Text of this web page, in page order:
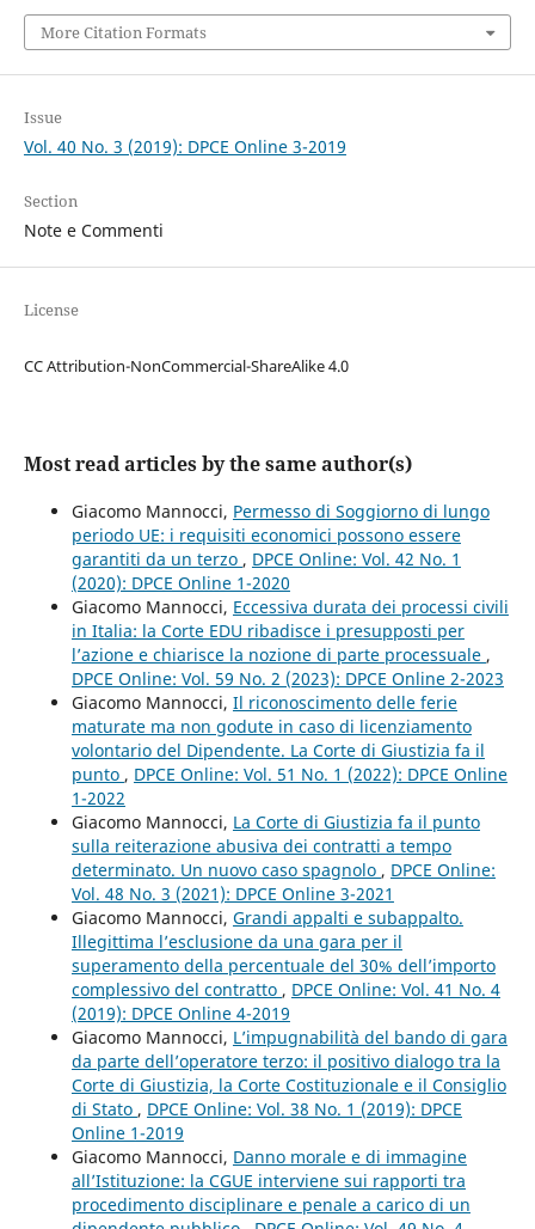
More Citation Formats
Issue
Vol. 40 No. 3 (2019): DPCE Online 3-2019
Section
Note e Commenti
License
CC Attribution-NonCommercial-ShareAlike 4.0
Most read articles by the same author(s)
Giacomo Mannocci, Permesso di Soggiorno di lungo
periodo UE: i requisiti economici possono essere
garantiti da un terzo , DPCE Online: Vol. 42 No. 1
(2020): DPCE Online 1-2020
Giacomo Mannocci, Eccessiva durata dei processi civili
in Italia: la Corte EDU ribadisce i presupposti per
l’azione e chiarisce la nozione di parte processuale ,
DPCE Online: Vol. 59 No. 2 (2023): DPCE Online 2-2023
Giacomo Mannocci, Il riconoscimento delle ferie
maturate ma non godute in caso di licenziamento
volontario del Dipendente. La Corte di Giustizia fa il
punto , DPCE Online: Vol. 51 No. 1 (2022): DPCE Online
1-2022
Giacomo Mannocci, La Corte di Giustizia fa il punto
sulla reiterazione abusiva dei contratti a tempo
determinato. Un nuovo caso spagnolo , DPCE Online:
Vol. 48 No. 3 (2021): DPCE Online 3-2021
Giacomo Mannocci, Grandi appalti e subappalto.
Illegittima l’esclusione da una gara per il
superamento della percentuale del 30% dell’importo
complessivo del contratto , DPCE Online: Vol. 41 No. 4
(2019): DPCE Online 4-2019
Giacomo Mannocci, L’impugnabilità del bando di gara
da parte dell’operatore terzo: il positivo dialogo tra la
Corte di Giustizia, la Corte Costituzionale e il Consiglio
di Stato , DPCE Online: Vol. 38 No. 1 (2019): DPCE
Online 1-2019
Giacomo Mannocci, Danno morale e di immagine
all’Istituzione: la CGUE interviene sui rapporti tra
procedimento disciplinare e penale a carico di un